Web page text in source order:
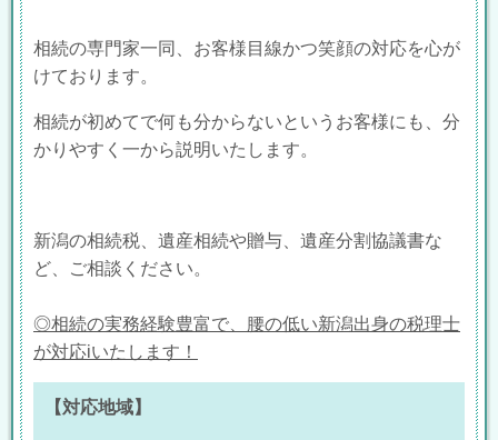
相続の専門家一同、お客様目線かつ笑顔の対応を心が
けております。
相続が初めてで何も分からないというお客様にも、分
かりやすく一から説明いたします。
新潟の相続税、遺産相続や贈与、遺産分割協議書な
ど、ご相談ください。
◎相続の実務経験豊富で、腰の低い新潟出身の税理士
が対応iいたします！
【対応地域】